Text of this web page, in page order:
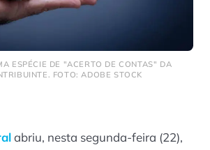
ESPÉCIE DE "ACERTO DE CONTAS" DA
FOTO: ADOBE STOCK
abriu, nesta segunda-feira (22),